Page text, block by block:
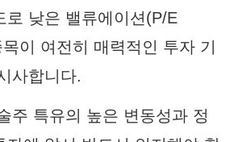
로 낮은 밸류에이션(P/E
이 여전히 매력적인 투자 기
사합니다.
주 특유의 높은 변동성과 정